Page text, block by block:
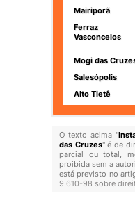
Mairiporã
Ferraz
Vasconcelos
Mogi das
Salesópolis
Alto Tietê
O texto acima "
das Cruzes" é de
parcial ou total,
proibida sem a
está previsto no
9.610-98 sobre